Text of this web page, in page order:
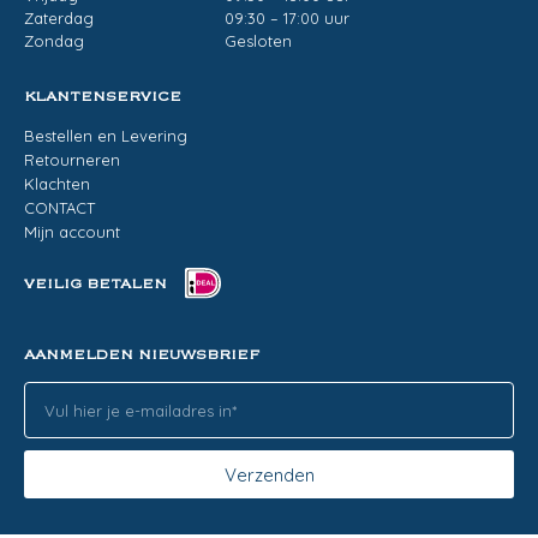
Zaterdag
09:30 – 17:00 uur
Zondag
Gesloten
KLANTENSERVICE
Bestellen en Levering
Retourneren
Klachten
CONTACT
Mijn account
VEILIG BETALEN
AANMELDEN NIEUWSBRIEF
Verzenden